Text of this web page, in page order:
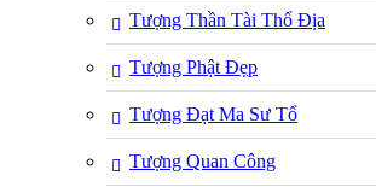
Tượng Thần Tài Thổ Địa
Tượng Phật Đẹp
Tượng Đạt Ma Sư Tổ
Tượng Quan Công